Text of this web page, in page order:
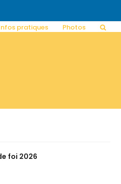
pratiques Photos
foi 2026